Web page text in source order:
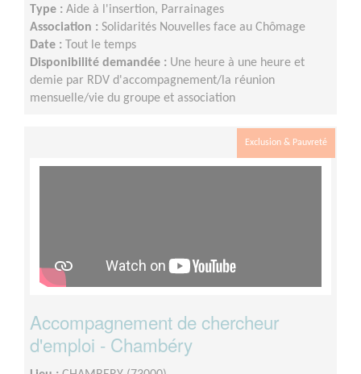
Type : Aide à l'insertion, Parrainages
Association : Solidarités Nouvelles face au Chômage
Date :
Tout le temps
Disponibilité demandée : Une heure à une heure et
demie par RDV d'accompagnement/la réunion
mensuelle/vie du groupe et association
Exclusion & Pauvreté
Accompagnement de chercheur
d'emploi - Chambéry